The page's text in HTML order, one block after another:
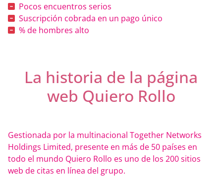
Pocos encuentros serios
Suscripción cobrada en un pago único
% de hombres alto
La historia de la página
web Quiero Rollo
Gestionada por la multinacional Together Networks
Holdings Limited, presente en más de 50 países en
todo el mundo Quiero Rollo es uno de los 200 sitios
web de citas en línea del grupo.